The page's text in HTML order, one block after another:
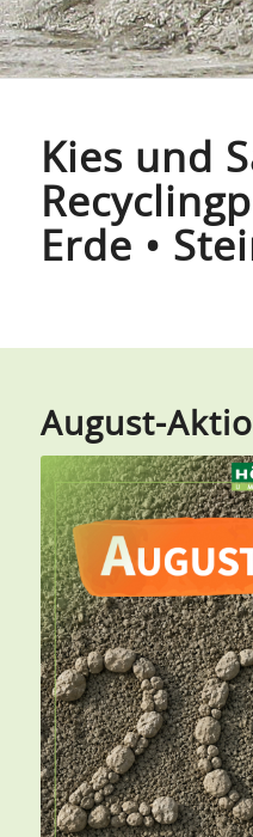
Kies und
Erde •
August-